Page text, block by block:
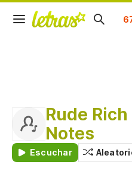
Rude
Notes
Escuchar